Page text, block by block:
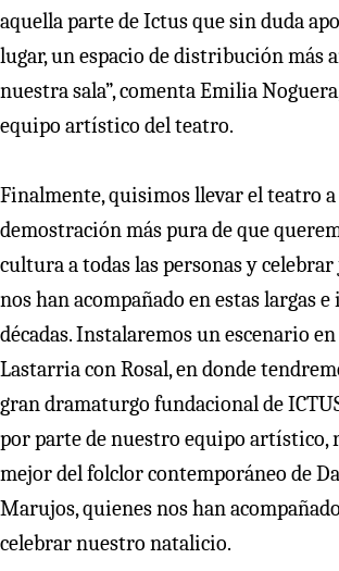
aquella parte de Ictus que sin duda
lugar, un espacio de distribución más
nuestra sala”, comenta Emilia
equipo artístico del teatro.
Finalmente, quisimos llevar el teatro a
demostración más pura de que
cultura a todas las personas y
nos han acompañado en estas largas
décadas. Instalaremos un escenario
Lastarria con Rosal, en donde
gran dramaturgo fundacional de
por parte de nuestro equipo artístico,
mejor del folclor contemporáneo de
Marujos, quienes nos han
celebrar nuestro natalicio.